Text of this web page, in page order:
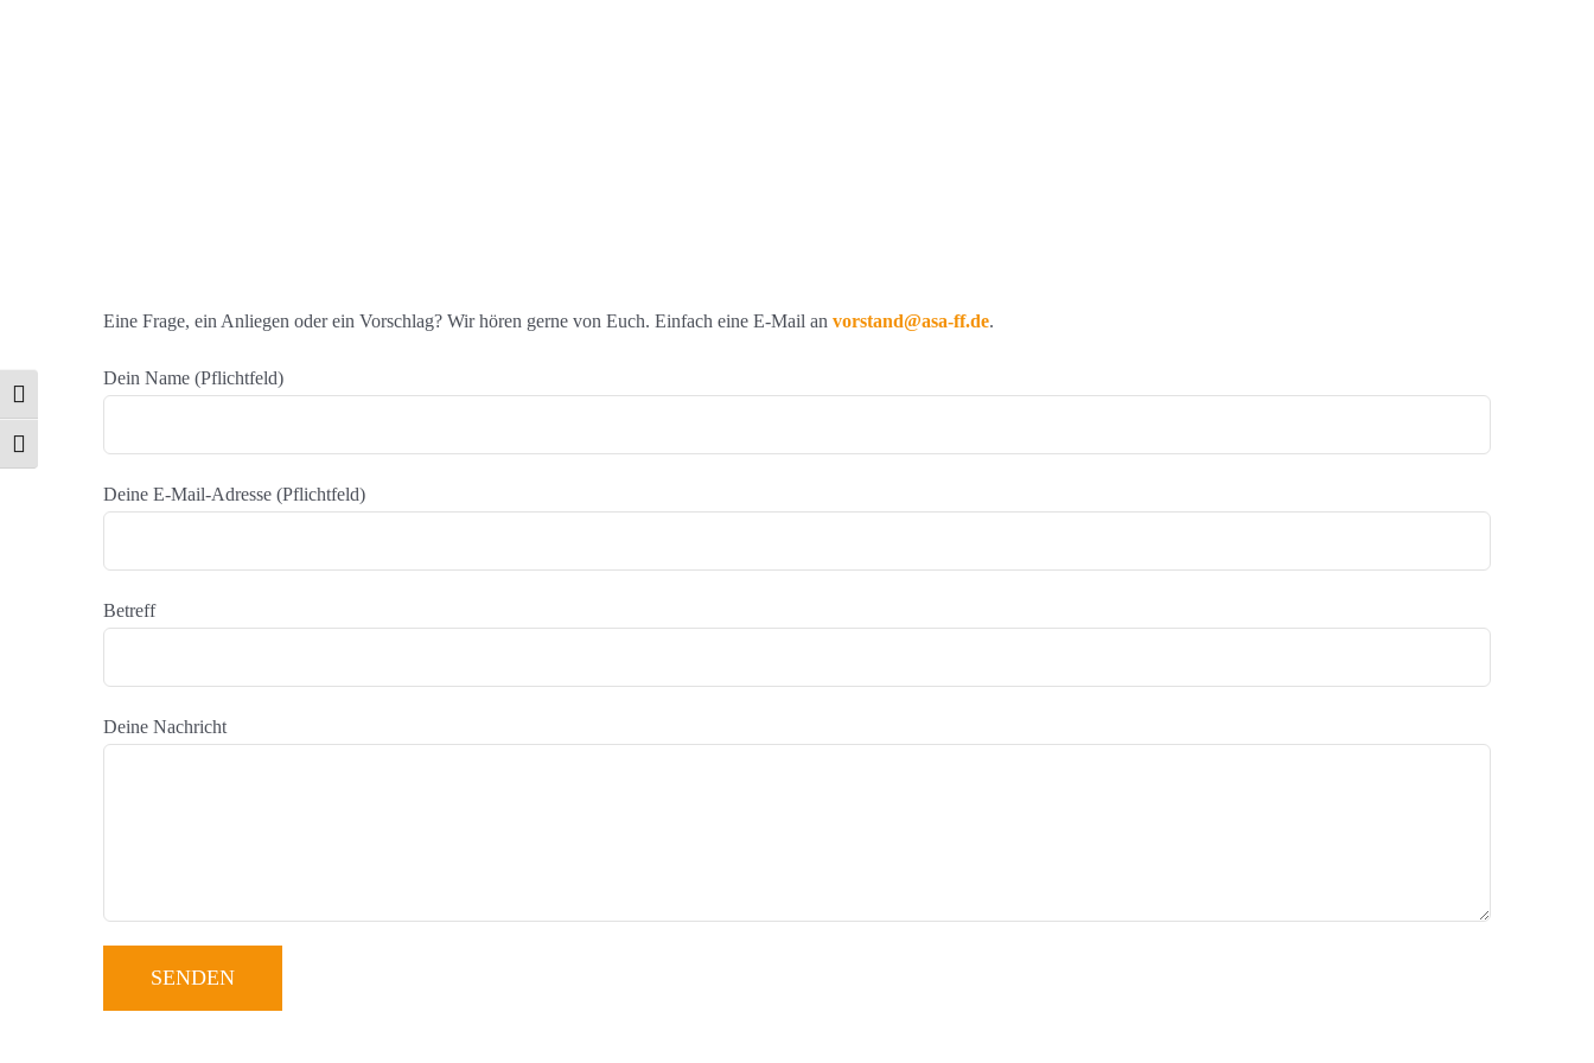
Umschalten auf hohe Kontraste
Schrift vergrößern
Eine Frage, ein Anliegen oder ein Vorschlag? Wir hören gerne von Euch. Einfach eine E-Mail an vorstand@asa-ff.de.
Dein Name (Pflichtfeld)
Deine E-Mail-Adresse (Pflichtfeld)
Betreff
Deine Nachricht